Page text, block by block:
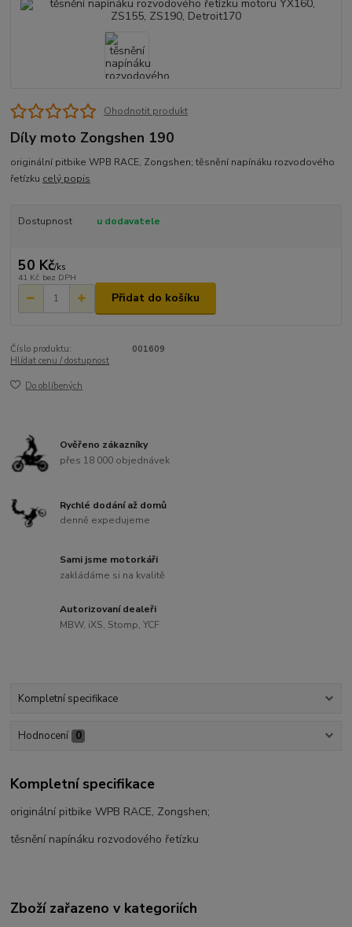
Ohodnotit produkt
Díly moto Zongshen 190
originální pitbike WPB RACE, Zongshen; těsnění napínáku rozvodového
řetízku celý popis
Dostupnost u dodavatele
50 Kč/ks
41 Kč bez DPH
Přidat do košíku
Číslo produktu:
001609
Hlídat cenu / dostupnost
Do oblíbených
Ověřeno zákazníky
přes 18 000 objednávek
Rychlé dodání až domů
denně expedujeme
Sami jsme motorkáři
zakládáme si na kvalitě
Autorizovaní dealeři
MBW, iXS, Stomp, YCF
Kompletní specifikace
Hodnocení 0
Kompletní specifikace
originální pitbike WPB RACE, Zongshen;
těsnění napínáku rozvodového řetízku
Zboží zařazeno v kategoriích